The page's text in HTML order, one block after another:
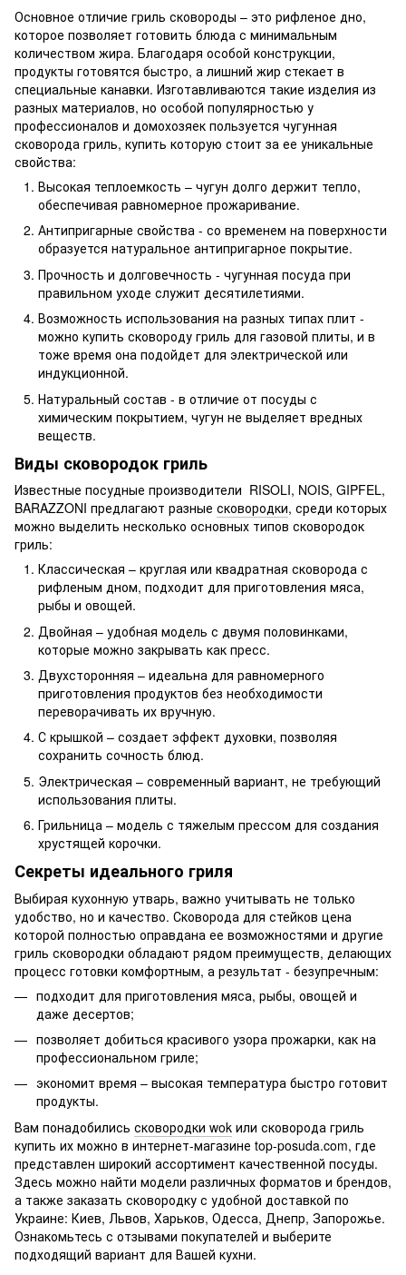
Основное отличие гриль сковороды – это рифленое дно,
которое позволяет готовить блюда с минимальным
количеством жира. Благодаря особой конструкции,
продукты готовятся быстро, а лишний жир стекает в
специальные канавки. Изготавливаются такие изделия из
разных материалов, но особой популярностью у
профессионалов и домохозяек пользуется чугунная
сковорода гриль, купить которую стоит за ее уникальные
свойства:
Высокая теплоемкость – чугун долго держит тепло,
обеспечивая равномерное прожаривание.
Антипригарные свойства - со временем на поверхности
образуется натуральное антипригарное покрытие.
Прочность и долговечность - чугунная посуда при
правильном уходе служит десятилетиями.
Возможность использования на разных типах плит -
можно купить сковороду гриль для газовой плиты, и в
тоже время она подойдет для электрической или
индукционной.
Натуральный состав - в отличие от посуды с
химическим покрытием, чугун не выделяет вредных
веществ.
Виды сковородок гриль
Известные посудные производители RISOLI, NOIS, GIPFEL,
BARAZZONI предлагают разные сковородки, среди которых
можно выделить несколько основных типов сковородок
гриль:
Классическая – круглая или квадратная сковорода с
рифленым дном, подходит для приготовления мяса,
рыбы и овощей.
Двойная – удобная модель с двумя половинками,
которые можно закрывать как пресс.
Двухсторонняя – идеальна для равномерного
приготовления продуктов без необходимости
переворачивать их вручную.
С крышкой – создает эффект духовки, позволяя
сохранить сочность блюд.
Электрическая – современный вариант, не требующий
использования плиты.
Грильница – модель с тяжелым прессом для создания
хрустящей корочки.
Секреты идеального гриля
Выбирая кухонную утварь, важно учитывать не только
удобство, но и качество. Сковорода для стейков цена
которой полностью оправдана ее возможностями и другие
гриль сковородки обладают рядом преимуществ, делающих
процесс готовки комфортным, а результат - безупречным:
подходит для приготовления мяса, рыбы, овощей и
даже десертов;
позволяет добиться красивого узора прожарки, как на
профессиональном гриле;
экономит время – высокая температура быстро готовит
продукты.
Вам понадобились сковородки wok или сковорода гриль
купить их можно в интернет-магазине top-posuda.com, где
представлен широкий ассортимент качественной посуды.
Здесь можно найти модели различных форматов и брендов,
а также заказать сковородку с удобной доставкой по
Украине: Киев, Львов, Харьков, Одесса, Днепр, Запорожье.
Ознакомьтесь с отзывами покупателей и выберите
подходящий вариант для Вашей кухни.